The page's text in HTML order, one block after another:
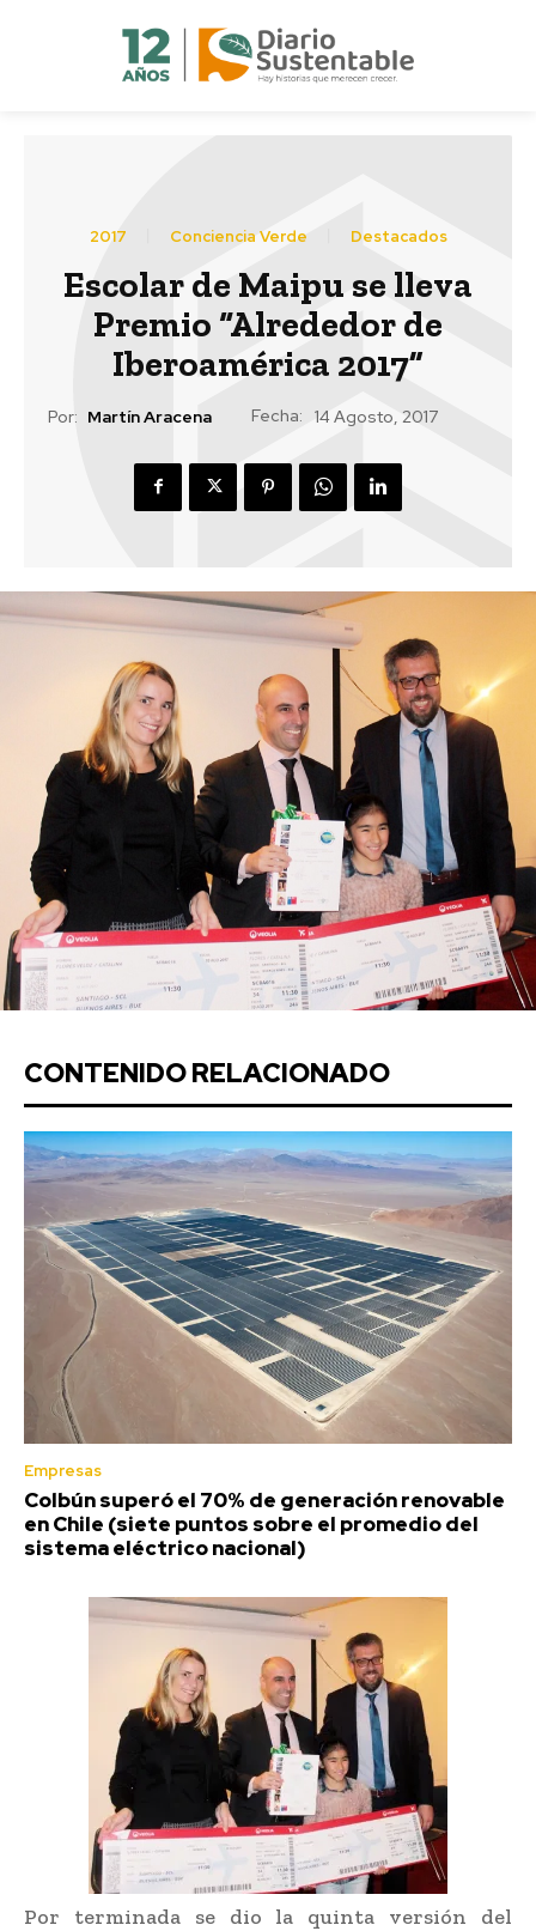
2017 Conciencia Verde Destacados
Escolar de Maipu se lleva
Premio “Alrededor de
Iberoamérica 2017”
Por: Martín Aracena Fecha: 14 Agosto, 2017
CONTENIDO RELACIONADO
Empresas
Colbún superó el 70% de generación renovable
en Chile (siete puntos sobre el promedio del
sistema eléctrico nacional)
Por terminada se dio la quinta versión del